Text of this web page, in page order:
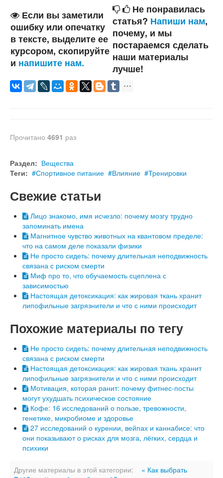
Если вы заметили
ошибку или опечатку
в тексте, выделите ее
курсором, скопируйте
и напишите нам.
Не понравилась
статья? Напиши нам,
почему, и мы
постараемся сделать
наши материалы
лучше!
Прочитано 4691 раз
Раздел: Вещества
Теги:
Спортивное питание Влияние Тренировки
Свежие статьи
Лицо знакомо, имя исчезло: почему мозгу трудно
запоминать имена
Магнитное чувство животных на квантовом пределе:
что на самом деле показали физики
Не просто сидеть: почему длительная неподвижность
связана с риском смерти
Миф про то, что обучаемость сцеплена с
зависимостью
Настоящая детоксикация: как жировая ткань хранит
липофильные загрязнители и что с ними происходит
Похожие материалы по тегу
Не просто сидеть: почему длительная неподвижность
связана с риском смерти
Настоящая детоксикация: как жировая ткань хранит
липофильные загрязнители и что с ними происходит
Мотивация, которая ранит: почему фитнес-посты
могут ухудшать психическое состояние
Кофе: 16 исследований о пользе, тревожности,
генетике, микробиоме и здоровье
27 исследований о курении, вейпах и каннабисе: что
они показывают о рисках для мозга, лёгких, сердца и
психики
Другие материалы в этой категории:
« Как выбрать